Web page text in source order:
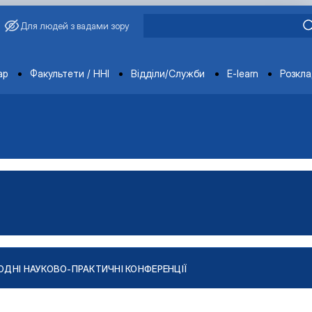
Для людей з вадами зору
Факультети / ННІ Відділи/Служби E-learn
НАУКОВО-ПРАКТИЧНІ КОНФЕРЕНЦІЇ